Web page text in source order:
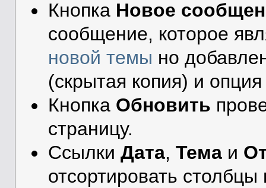
Кнопка Новое
сообщение, которое
новой темы но
(скрытая копия) и
Кнопка Обновить
страницу.
СсылкиДата,Тема и
отсортировать